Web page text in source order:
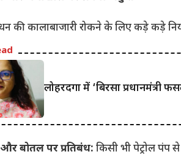
की कालाबाजारी रोकने के लिए कड़े कड़े
लोहरदगा में ‘बिरसा
बोतल पर प्रतिबंध: किसी भी पेट्रोल पंप